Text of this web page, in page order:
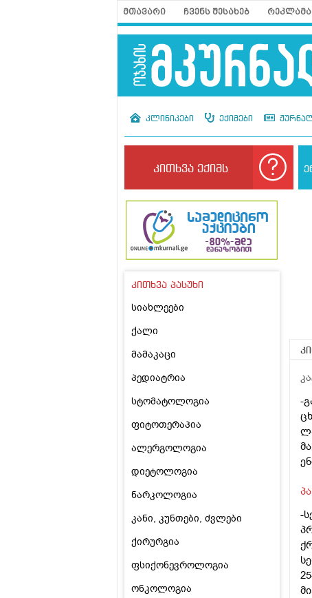
მთავარი ჩვენს შესახებ რეკლამა
კლინიკები ექიმები
კითხვა ექიმს
კითხვა პასუხი
სიახლეები
ქალი
მამაკაცი
პედიატრია
სტომატოლოგია
ფიტოთერაპია
ალერგოლოგია
დიეტოლოგია
ნარკოლოგია
კანი, კუნთები, ძვლები
ქირურგია
ფსიქონევროლოგია
ონკოლოგია
-
-